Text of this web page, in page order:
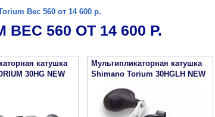
Вес 560 от 14 600 р.
ВЕС 560 ОТ 14 600 Р.
катушка
30HG NEW
Мультипликаторная катушка
Shimano Torium 30HGLH NEW